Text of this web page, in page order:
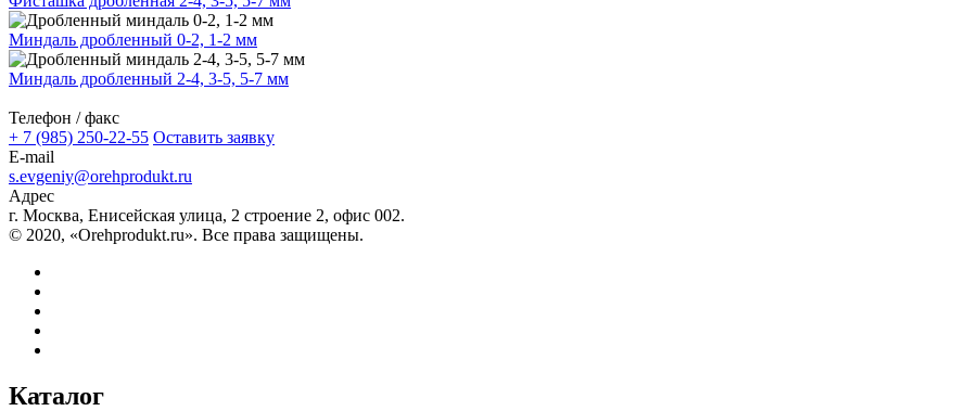
Миндаль дробленный 0-2, 1-2 мм
Миндаль дробленный 2-4, 3-5, 5-7 мм
Телефон / факс
+ 7 (985) 250-22-55 Оставить заявку
E-mail
s.evgeniy@orehprodukt.ru
Адрес
г. Москва, Енисейская улица, 2 строение 2, офис 002.
© 2020, «Orehprodukt.ru». Все права защищены.
Каталог